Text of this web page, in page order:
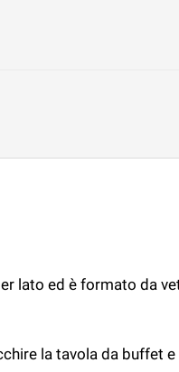
lato ed è formato da
la tavola da buffet